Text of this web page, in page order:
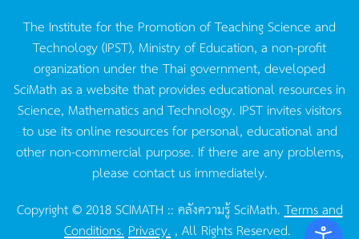
The Institute for the Promotion of Teaching Science and
Technology (IPST), Ministry of Education, a non-profit
organization under the Thai government, developed
SciMath as a website that provides educational resources in
Science, Mathematics and Technology. IPST invites visitors
to use its online resources for personal, educational and
other non-commercial purpose. If there are any problems,
please contact us immediately.
Copyright © 2018 SCIMATH :: คลังความรู้ SciMath.Terms and
Conditions. Privacy. , All Rights Reserved.